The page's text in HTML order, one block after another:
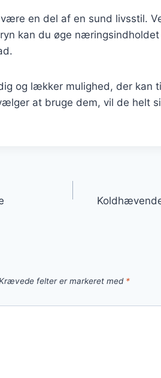
en del af en sund livsstil.
kan du øge
og lækker mulighed, der kan
at bruge dem, vil de helt
felter er markeret med *